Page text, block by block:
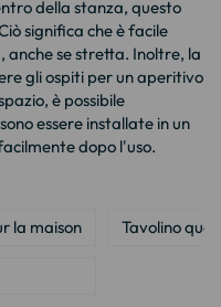
della stanza, questo
significa che è facile
anche se stretta. Inoltre, la
gli ospiti per un aperitivo
è possibile
essere installate in un
dopo l'uso.
la maison
Tavolino